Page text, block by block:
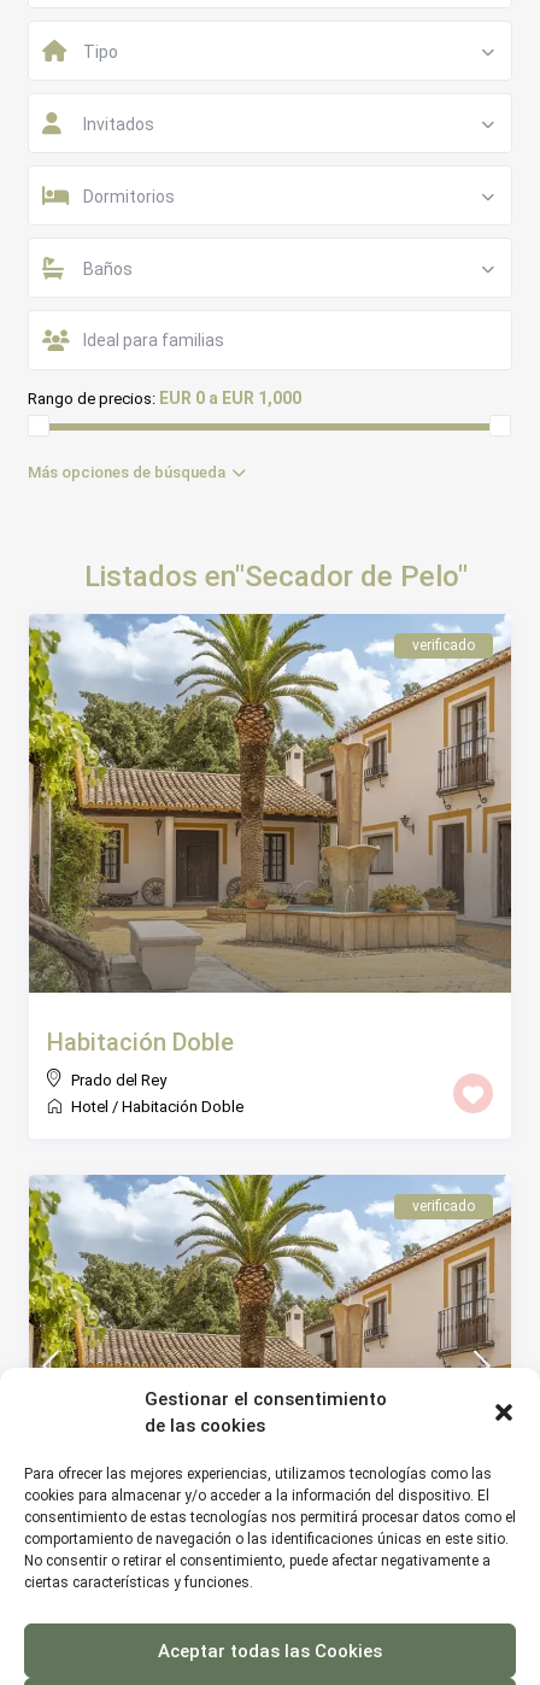
Gestionar el consentimiento
de las cookies
Para ofrecer las mejores experiencias, utilizamos tecnologías como las
cookies para almacenar y/o acceder a la información del dispositivo. El
consentimiento de estas tecnologías nos permitirá procesar datos como el
comportamiento de navegación o las identificaciones únicas en este sitio.
No consentir o retirar el consentimiento, puede afectar negativamente a
ciertas características y funciones.
Aceptar todas las Cookies
Tipo
Invitados
Dormitorios
Baños
Rango de precios: EUR 0 a EUR 1,000
Más opciones de búsqueda
Listados en"Secador de Pelo"
verificado
Habitación Doble
Prado del Rey
Hotel / Habitación Doble
€ 70
verificado
Prado del Rey